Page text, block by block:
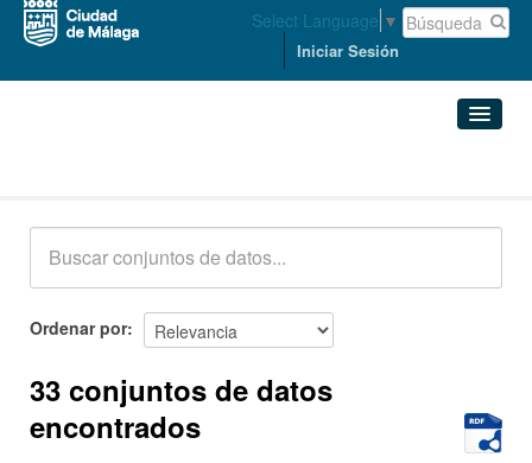
Select Language ▼
Iniciar Sesión
Acerca de
Ordenar por
33 conjuntos de datos
encontrados